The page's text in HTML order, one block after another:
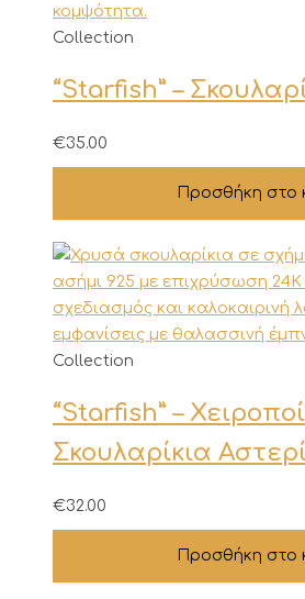
Collection
“Starfish” –
€35.00
Προσθήκη στο
Collection
“Starfish” –
Σκουλαρίκια
€32.00
Προσθήκη στο